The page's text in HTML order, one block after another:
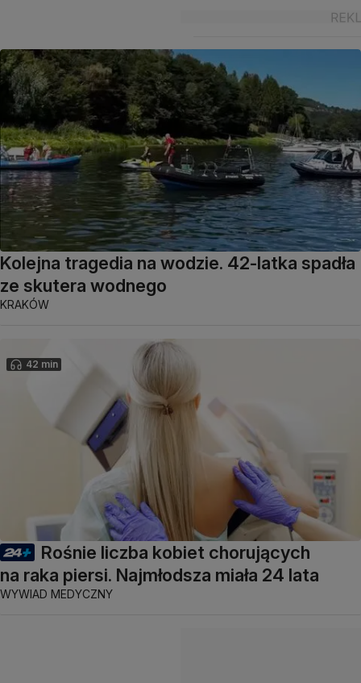
Kolejna tragedia na wodzie. 42-latka spadła
ze skutera wodnego
KRAKÓW
42 min
Rośnie liczba kobiet chorujących
na raka piersi. Najmłodsza miała 24 lata
WYWIAD MEDYCZNY